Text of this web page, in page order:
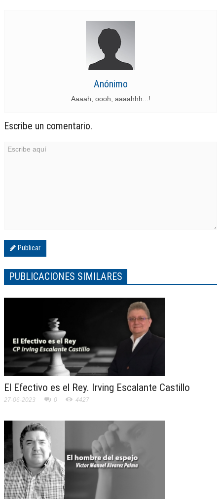
Anónimo
Aaaah, oooh, aaaahhh...!
Escribe un comentario.
Publicar
PUBLICACIONES SIMILARES
El Efectivo es el Rey. Irving Escalante Castillo
27-06-2023 0 4427